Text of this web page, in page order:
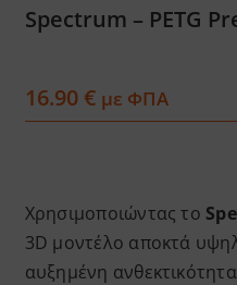
Spectrum – PETG
16.90€ με ΦΠΑ
Χρησιμοποιώντας το
3D μοντέλο αποκτά
αυξημένη